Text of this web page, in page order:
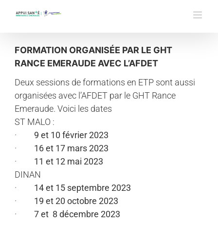
FORMATION ORGANISÉE PAR LE GHT
RANCE EMERAUDE AVEC L’AFDET
Deux sessions de formations en ETP sont aussi
organisées avec l’AFDET par le GHT Rance
Emeraude. Voici les dates
ST MALO :
· 9 et 10 février 2023
· 16 et 17 mars 2023
· 11 et 12 mai 2023
DINAN
· 14 et 15 septembre 2023
· 19 et 20 octobre 2023
· 7 et 8 décembre 2023